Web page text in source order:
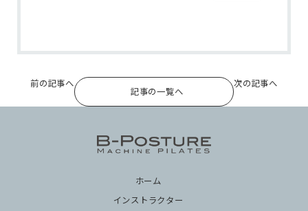
前の記事へ
記事の一覧へ
次の記事へ
ホーム
インストラクター